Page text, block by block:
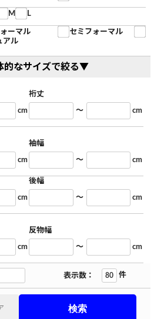
M L
ーマル
セミフォーマル
アル
的なサイズで絞る▼
cm
裄丈
～ cm
cm
袖幅
～ cm
cm
後幅
～ cm
cm
反物幅
～ cm
表示数： 件